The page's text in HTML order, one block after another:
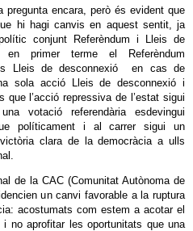
encara, però és evident que
hi hagi canvis en aquest sentit, ja
conjunt Referèndum i Lleis de
primer terme el Referèndum
Lleis de desconnexió en cas de
sola acció Lleis de desconnexió i
que l’acció repressiva de l’estat sigui
votació referendària esdevingui
políticament i al carrer sigui un
clara de la democràcia a ulls
de la CAC (Comunitat Autònoma de
un canvi favorable a la ruptura
acostumats com estem a acotar el
no aprofitar les oportunitats que una